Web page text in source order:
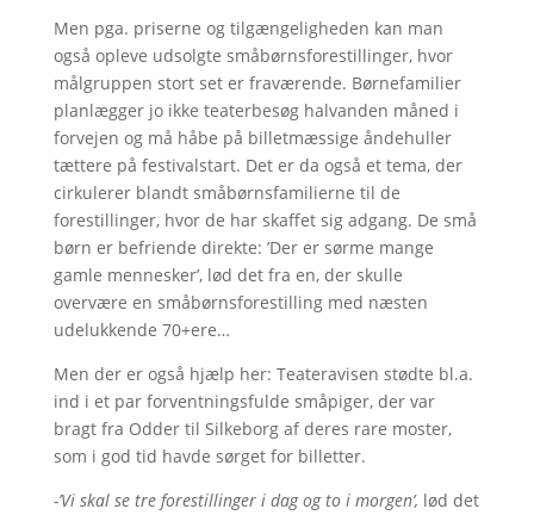
Men pga. priserne og tilgængeligheden kan man
også opleve udsolgte småbørnsforestillinger, hvor
målgruppen stort set er fraværende. Børnefamilier
planlægger jo ikke teaterbesøg halvanden måned i
forvejen og må håbe på billetmæssige åndehuller
tættere på festivalstart. Det er da også et tema, der
cirkulerer blandt småbørnsfamilierne til de
forestillinger, hvor de har skaffet sig adgang. De små
børn er befriende direkte: ’Der er sørme mange
gamle mennesker’, lød det fra en, der skulle
overvære en småbørnsforestilling med næsten
udelukkende 70+ere…
Men der er også hjælp her: Teateravisen stødte bl.a.
ind i et par forventningsfulde småpiger, der var
bragt fra Odder til Silkeborg af deres rare moster,
som i god tid havde sørget for billetter.
-’Vi skal se tre forestillinger i dag og to i morgen’, lød det